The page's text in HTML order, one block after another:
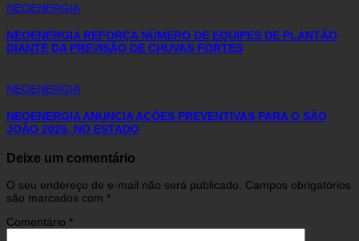
NEOENERGIA
NEOENERGIA REFORÇA NÚMERO DE EQUIPES DE PLANTÃO
DIANTE DA PREVISÃO DE CHUVAS FORTES
NEOENERGIA
NEOENERGIA ANUNCIA AÇÕES PREVENTIVAS PARA O SÃO
JOÃO 2026, NO ESTADO
Deixe um comentário
O seu endereço de e-mail não será publicado. Campos obrigatórios
são marcados com *
Comentário *